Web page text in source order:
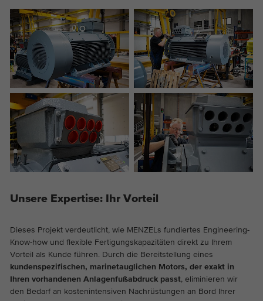
Unsere Expertise: Ihr Vorteil
Dieses Projekt verdeutlicht, wie MENZELs fundiertes Engineering-
Know-how und flexible Fertigungskapazitäten direkt zu Ihrem
Vorteil als Kunde führen. Durch die Bereitstellung eines
kundenspezifischen, marinetauglichen Motors, der exakt in
Ihren vorhandenen Anlagenfußabdruck passt, eliminieren wir
den Bedarf an kostenintensiven Nachrüstungen an Bord Ihrer